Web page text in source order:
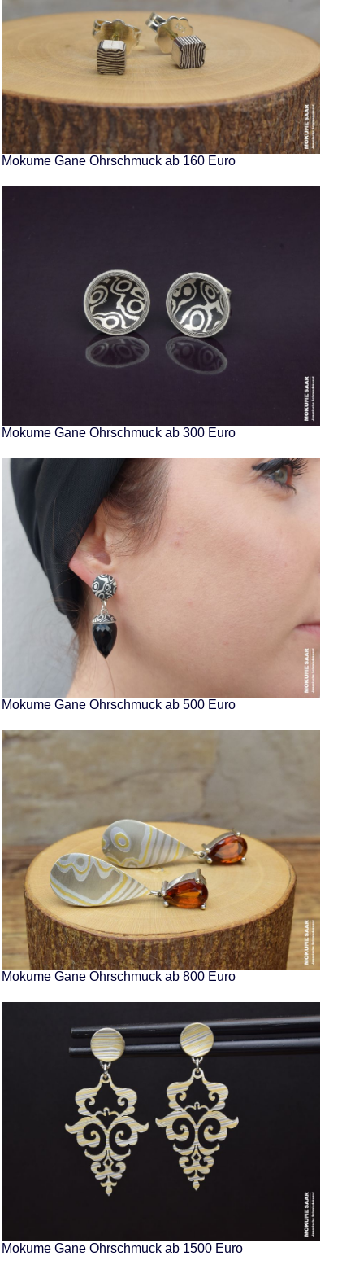
Mokume Gane Ohrschmuck ab 160 Euro
Mokume Gane Ohrschmuck ab 300 Euro
Mokume Gane Ohrschmuck ab 500 Euro
Mokume Gane Ohrschmuck ab 800 Euro
Mokume Gane Ohrschmuck ab 1500 Euro